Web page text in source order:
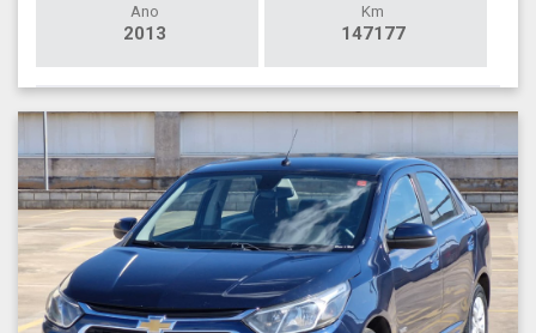
Ano
2013
Km
147177